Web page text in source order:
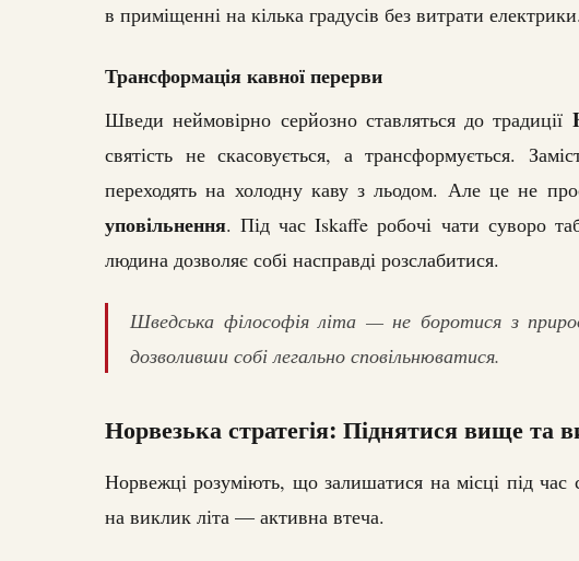
в приміщенні на кілька градусів без витрати електрики.
Трансформація кавної перерви
Шведи неймовірно серйозно ставляться до традиції
святість не скасовується, а трансформується.
переходять на холодну каву з льодом. Але це не
уповільнення. Під час Iskaffe робочі чати суворо
людина дозволяє собі насправді розслабитися.
Шведська філософія літа — не боротися з
дозволивши собі легально сповільнюватися.
Норвезька стратегія: Піднятися вище та
Норвежці розуміють, що залишатися на місці під
на виклик літа — активна втеча.